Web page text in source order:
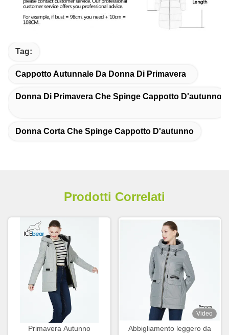
Tag:
Cappotto Autunnale Da Donna Di Primavera
Donna Di Primavera Che Spinge Cappotto D'autunno
Donna Corta Che Spinge Cappotto D'autunno
Prodotti Correlati
Primavera Autunno
Video
Abbigliamento leggero da